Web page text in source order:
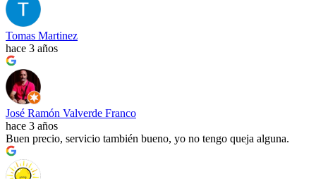
Tomas Martinez
hace 3 años
José Ramón Valverde Franco
hace 3 años
Buen precio, servicio también bueno, yo no tengo queja alguna.